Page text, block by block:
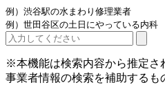
例）渋谷駅の水まわり修理業者
例）世田谷区の土日にやっている内科
※本機能は検索内容から推定さ
事業者情報の検索を補助するも